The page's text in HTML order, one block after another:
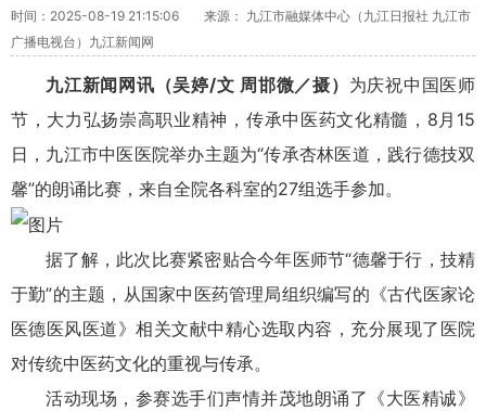
时间：2025-08-19 21:15:06
来源： 九江市融媒体中心（九江日报社 九江市
广播电视台）九江新闻网
九江新闻网讯 （吴婷/文 周邯微／摄） 为庆祝中国医师
节，大力弘扬崇高职业精神，传承中医药文化精髓，8月15
日，九江市中医医院举办主题为“传承杏林医道，践行德技双
馨”的朗诵比赛，来自全院各科室的27组选手参加。
据了解，此次比赛紧密贴合今年医师节“德馨于行，技精
于勤”的主题，从国家中医药管理局组织编写的《古代医家论
医德医风医道》相关文献中精心选取内容，充分展现了医院
对传统中医药文化的重视与传承。
活动现场，参赛选手们声情并茂地朗诵了《大医精诚》